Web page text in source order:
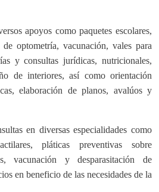
apoyos como paquetes escolares,
optometría, vacunación, vales para
y consultas jurídicas, nutricionales,
de interiores, así como orientación
elaboración de planos, avalúos y
en diversas especialidades como
pláticas preventivas sobre
vacunación y desparasitación de
en beneficio de las necesidades de la